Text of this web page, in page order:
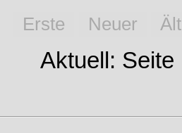
Erste Neuer
Aktuell: Seite